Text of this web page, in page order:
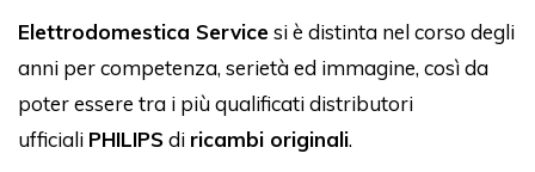
Elettrodomestica Servicesi è distinta nel corso degli
anni per competenza, serietà ed immagine, così da
poter essere tra i più qualificati distributori
ufficiali PHILIPS di ricambi originali.